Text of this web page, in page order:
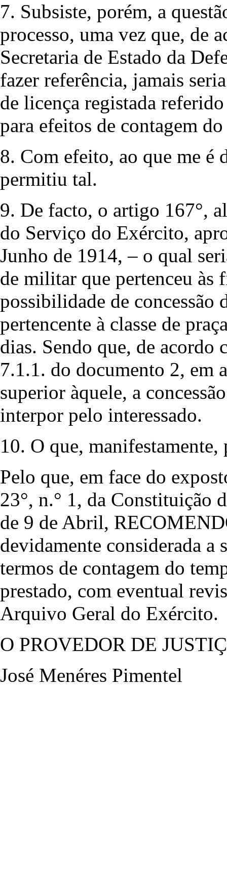
7. Subsiste, porém, a
processo, uma vez que, de
Secretaria de Estado da
fazer referência, jamais
de licença registada
para efeitos de contagem
8. Com efeito, ao que me é
permitiu tal.
9. De facto, o artigo 167°,
do Serviço do Exército,
Junho de 1914, – o qual
de militar que pertenceu
possibilidade de concessão
pertencente à classe de
dias. Sendo que, de
7.1.1. do documento 2, em
superior àquele, a
interpor pelo interessado.
10. O que, manifestamente,
Pelo que, em face do
23°, n.° 1, da Constituição
de 9 de Abril,
devidamente considerada
termos de contagem do
prestado, com eventual
Arquivo Geral do Exército.
O PROVEDOR DE
José Menéres Pimentel